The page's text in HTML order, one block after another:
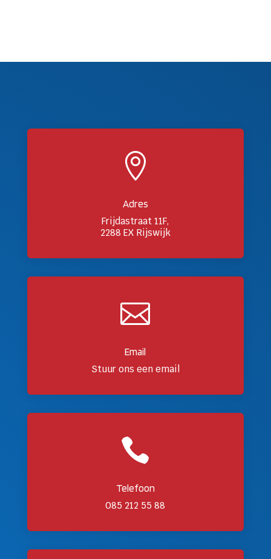

Adres
Frijdastraat 11F,
2288 EX Rijswijk

Email
Stuur ons een email

Telefoon
085 212 55 88